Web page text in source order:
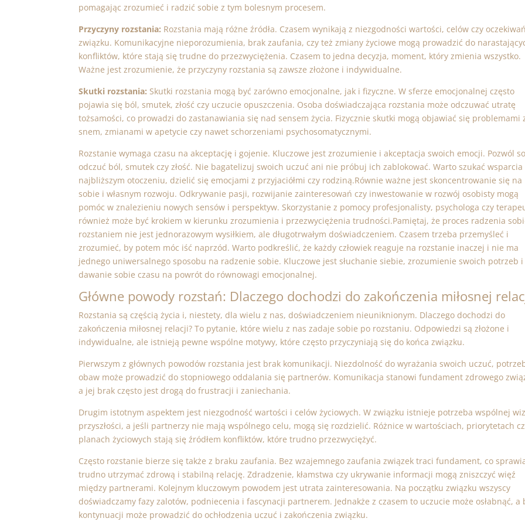
pomagając zrozumieć i radzić sobie z tym bolesnym procesem.
Przyczyny rozstania: Rozstania mają różne źródła. Czasem wynikają z niezgodności wartości, celów czy
związku. Komunikacyjne nieporozumienia, brak zaufania, czy też zmiany życiowe mogą prowadzić do
konfliktów, które stają się trudne do przezwyciężenia. Czasem to jedna decyzja, moment, który zmienia wszystko.
Ważne jest zrozumienie, że przyczyny rozstania są zawsze złożone i indywidualne.
Skutki rozstania: Skutki rozstania mogą być zarówno emocjonalne, jak i fizyczne. W sferze emocjonalnej często
pojawia się ból, smutek, złość czy uczucie opuszczenia. Osoba doświadczająca rozstania może odczuwać utratę
tożsamości, co prowadzi do zastanawiania się nad sensem życia. Fizycznie skutki mogą objawiać się problemami
snem, zmianami w apetycie czy nawet schorzeniami psychosomatycznymi.
Rozstanie wymaga czasu na akceptację i gojenie. Kluczowe jest zrozumienie i akceptacja swoich emocji. Pozwól
odczuć ból, smutek czy złość. Nie bagatelizuj swoich uczuć ani nie próbuj ich zablokować. Warto szukać wsparcia
najbliższym otoczeniu, dzielić się emocjami z przyjaciółmi czy rodziną.Równie ważne jest skoncentrowanie się na
sobie i własnym rozwoju. Odkrywanie pasji, rozwijanie zainteresowań czy inwestowanie w rozwój osobisty mogą
pomóc w znalezieniu nowych sensów i perspektyw. Skorzystanie z pomocy profesjonalisty, psychologa czy
również może być krokiem w kierunku zrozumienia i przezwyciężenia trudności.Pamiętaj, że proces radzenia
rozstaniem nie jest jednorazowym wysiłkiem, ale długotrwałym doświadczeniem. Czasem trzeba przemyśleć i
zrozumieć, by potem móc iść naprzód. Warto podkreślić, że każdy człowiek reaguje na rozstanie inaczej i nie ma
jednego uniwersalnego sposobu na radzenie sobie. Kluczowe jest słuchanie siebie, zrozumienie swoich potrzeb i
dawanie sobie czasu na powrót do równowagi emocjonalnej.
Główne powody rozstań: Dlaczego dochodzi do zakończenia miłosnej
Rozstania są częścią życia i, niestety, dla wielu z nas, doświadczeniem nieuniknionym. Dlaczego dochodzi do
zakończenia miłosnej relacji? To pytanie, które wielu z nas zadaje sobie po rozstaniu. Odpowiedzi są złożone i
indywidualne, ale istnieją pewne wspólne motywy, które często przyczyniają się do końca związku.
Pierwszym z głównych powodów rozstania jest brak komunikacji. Niezdolność do wyrażania swoich uczuć,
obaw może prowadzić do stopniowego oddalania się partnerów. Komunikacja stanowi fundament zdrowego
a jej brak często jest drogą do frustracji i zaniechania.
Drugim istotnym aspektem jest niezgodność wartości i celów życiowych. W związku istnieje potrzeba wspólnej
przyszłości, a jeśli partnerzy nie mają wspólnego celu, mogą się rozdzielić. Różnice w wartościach, priorytetach
planach życiowych stają się źródłem konfliktów, które trudno przezwyciężyć.
Często rozstanie bierze się także z braku zaufania. Bez wzajemnego zaufania związek traci fundament, co
trudno utrzymać zdrową i stabilną relację. Zdradzenie, kłamstwa czy ukrywanie informacji mogą zniszczyć więź
między partnerami. Kolejnym kluczowym powodem jest utrata zainteresowania. Na początku związku wszyscy
doświadczamy fazy zalotów, podniecenia i fascynacji partnerem. Jednakże z czasem to uczucie może osłabnąć, a
kontynuacji może prowadzić do ochłodzenia uczuć i zakończenia związku.